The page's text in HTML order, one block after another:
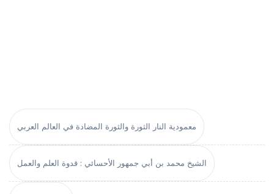
معمودية النار الثورة والثورة المضادة في العالم العربي
الشيخ محمد بن أبي جمهور الأحسائي : قدوة العلم والعمل